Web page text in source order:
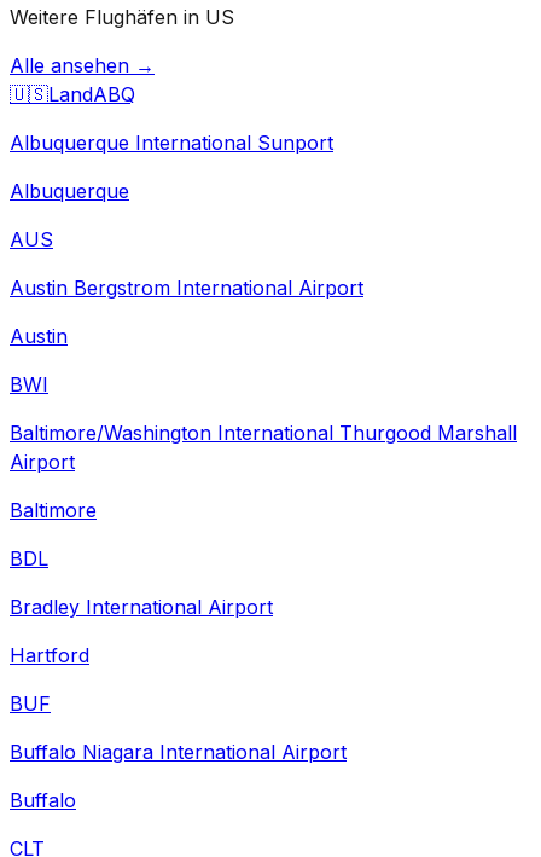
Weitere Flughäfen in US
Alle ansehen →
🇺🇸LandABQ
Albuquerque International Sunport
Albuquerque
AUS
Austin Bergstrom International Airport
Austin
BWI
Baltimore/Washington International Thurgood Marshall
Airport
Baltimore
BDL
Bradley International Airport
Hartford
BUF
Buffalo Niagara International Airport
Buffalo
CLT